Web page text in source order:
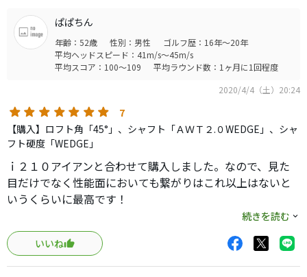
大切な相棒たちです！
ぱぱちん
年齢：52歳 性別：男性
ゴルフ歴：16年～20年
平均ヘッドスピード：41m/s～45m/s
平均スコア：100～109
平均ラウンド数：1ヶ月に1回程度
2020/4/4（土）20:24
7
【購入】ロフト角「45°」、シャフト「ＡＷＴ２.０WEDGE」、シャ
フト硬度「WEDGE」
ｉ２１０アイアンと合わせて購入しました。なので、見た
目だけでなく性能面においても繋がりはこれ以上はないと
いうくらいに最高です！
標準のダイラグリップは右手部分も太いため、４６°や５２°
でフルショットした時に手首を返しにくいため右手への負
担が大きくなり、右手首を少し痛めてしまいました（５８°
続きを読む
いいね